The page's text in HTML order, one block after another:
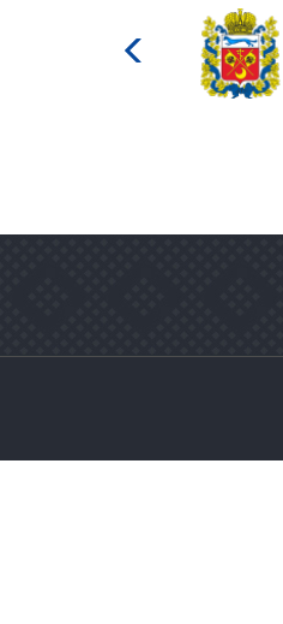
Министерство
культуры
Российской
федерации